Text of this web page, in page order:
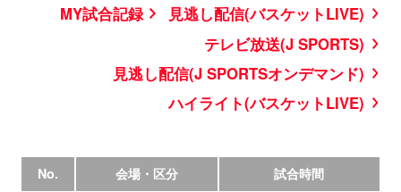
MY試合記録
見逃し配信(バスケットLIVE)
テレビ放送(J SPORTS)
見逃し配信(J SPORTSオンデマンド)
ハイライト(バスケットLIVE)
No. 会場・区分 試合時間